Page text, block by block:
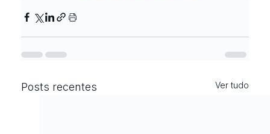
Posts recentes Ver tudo